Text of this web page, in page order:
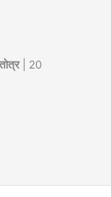
| 20